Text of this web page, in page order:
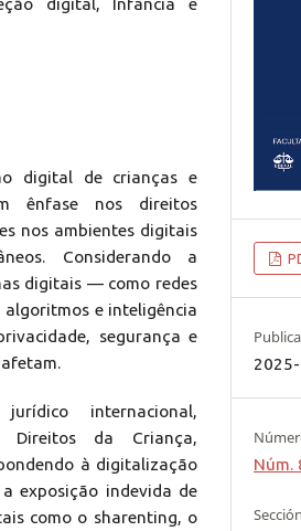
digital de crianças e
ênfase nos direitos
nos ambientes digitais
Considerando a
digitais — como redes
algoritmos e inteligência
segurança e
internacional,
Direitos da Criança,
à digitalização
exposição indevida de
como o sharenting, o
Núm.
Sección